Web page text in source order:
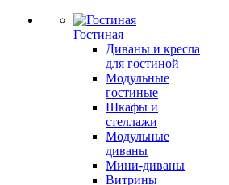
Гостиная
Диваны и кресла
для гостиной
Модульные
гостиные
Шкафы и
стеллажи
Модульные
диваны
Мини-диваны
Витрины